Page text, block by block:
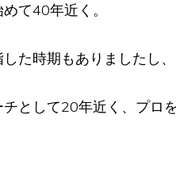
て40年近く。
た時期もありましたし
として20年近く、プロ